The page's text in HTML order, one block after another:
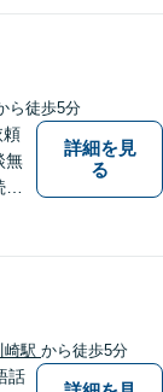
ら徒歩5分
頼
無
詳細を見
る
崎駅 から徒歩5分
話